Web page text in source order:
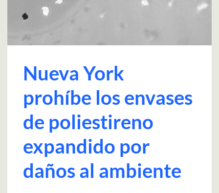
Nueva York
prohíbe los envases
de poliestireno
expandido por
daños al ambiente